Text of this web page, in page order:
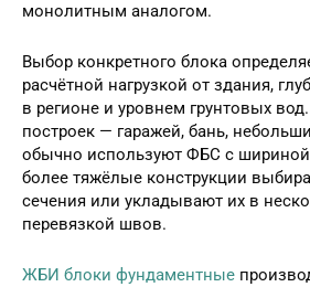
монолитным аналогом.
Выбор конкретного блока
расчётной нагрузкой от здания,
в регионе и уровнем грунтовых
построек — гаражей, бань,
обычно используют ФБС с
более тяжёлые конструкции
сечения или укладывают их в
перевязкой швов.
ЖБИ блоки фундаментные